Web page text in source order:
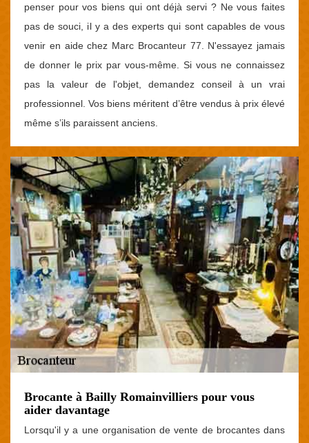
penser pour vos biens qui ont déjà servi ? Ne vous faites
pas de souci, il y a des experts qui sont capables de vous
venir en aide chez Marc Brocanteur 77. N'essayez jamais
de donner le prix par vous-même. Si vous ne connaissez
pas la valeur de l'objet, demandez conseil à un vrai
professionnel. Vos biens méritent d’être vendus à prix élevé
même s’ils paraissent anciens.
Brocante à Bailly Romainvilliers pour vous
aider davantage
Lorsqu'il y a une organisation de vente de brocantes dans